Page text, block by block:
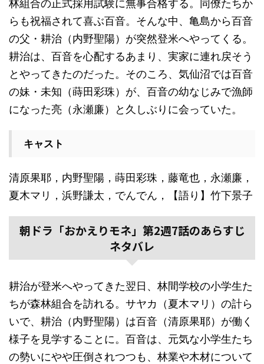
林組合の正式採用試験に無事合格する。同僚たちか
らも祝福されて喜ぶ百音。そんな中、亀島から百音
の父・耕治（内野聖陽）が突然登米へやってくる。
耕治は、百音を心配するあまり、実家に連れ戻そう
とやってきたのだった。そのころ、気仙沼では百音
の妹・未知（蒔田彩珠）が、百音の幼なじみで漁師
になった亮（永瀬廉）と久しぶりに会っていた。
キャスト
清原果耶，内野聖陽，蒔田彩珠，藤竜也，永瀬廉，
夏木マリ，浜野謙太，でんでん，【語り】竹下景子
朝ドラ「おかえりモネ」第2週7話のあらすじ
ネタバレ
耕治が登米へやってきた翌日、林間学校の小学生た
ちが森林組合を訪れる。サヤカ（夏木マリ）の計ら
いで、耕治（内野聖陽）は百音（清原果耶）が働く
様子を見学することに。百音は、元気な小学生たち
の勢いにやや圧倒されつつも、林業や木材について